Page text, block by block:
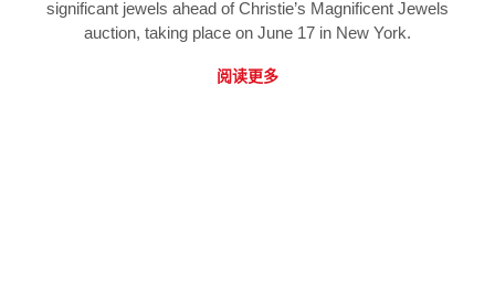
significant jewels ahead of Christie’s Magnificent Jewels
auction, taking place on June 17 in New York.
阅读更多